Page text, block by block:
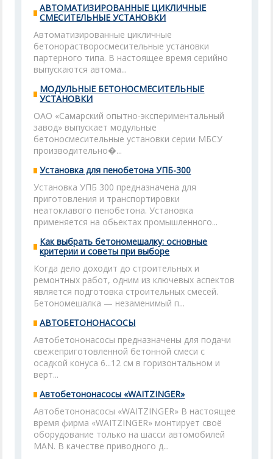
АВТОМАТИЗИРОВАННЫЕ ЦИКЛИЧНЫЕ
СМЕСИТЕЛЬНЫЕ УСТАНОВКИ
Автоматизированные цикличные
бетонорастворосмесительные установки
партерного типа. В настоящее время серийно
выпускаются автома...
МОДУЛЬНЫЕ БЕТОНОСМЕСИТЕЛЬНЫЕ
УСТАНОВКИ
ОАО «Самарский опытно-экспериментальный
завод» выпускает модульные
бетоносмесительные установки серии МБСУ
производительно�...
Установка для пенобетона УПБ-300
Установка УПБ 300 предназначена для
приготовления и транспортировки
неатоклавого пенобетона. Установка
применяется на обьектах промышленного...
Как выбрать бетономешалку: основные
критерии и советы при выборе
Когда дело доходит до строительных и
ремонтных работ, одним из ключевых аспектов
является подготовка строительных смесей.
Бетономешалка — незаменимый п...
АВТОБЕТОНОНАСОСЫ
Автобетононасосы предназначены для подачи
свежеприготовленной бетонной смеси с
осадкой конуса 6...12 см в горизонтальном и
верт...
Автобетононасосы «WAITZINGER»
Автобетононасосы «WAITZINGER» В настоящее
время фирма «WAITZINGER» монтирует своё
оборудование только на шасси автомобилей
MAN. В качестве приводного д...